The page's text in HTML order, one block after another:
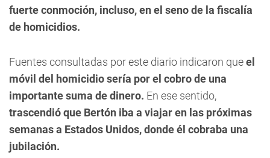
fuerte conmoción, incluso, en el seno de la fiscalía
de homicidios.
Fuentes consultadas por este diario indicaron queel
móvil del homicidio sería por el cobro de una
importante suma de dinero. En ese sentido,
trascendió que Bertón iba a viajar en las próximas
semanas a Estados Unidos, donde él cobraba una
jubilación.